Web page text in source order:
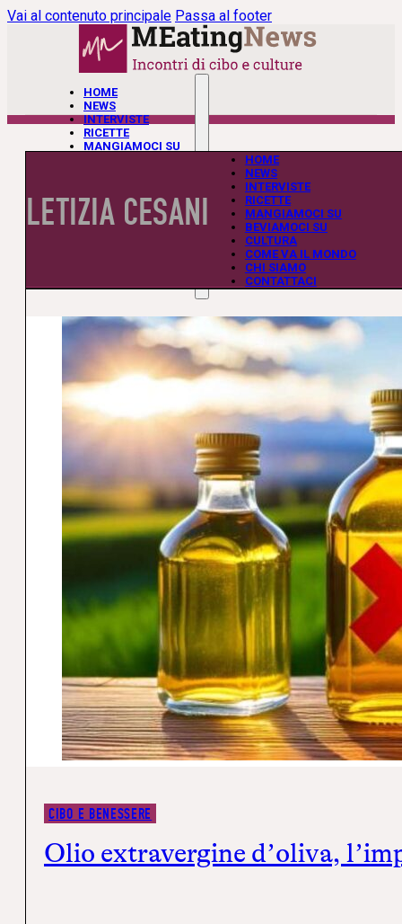
Vai al contenuto principale Passa al footer
HOME
NEWS
INTERVISTE
RICETTE
MANGIAMOCI SU
CHI SIAMO
CONTATTACI
HOME
NEWS
INTERVISTE
RICETTE
MANGIAMOCI SU
BEVIAMOCI SU
CULTURA
COME VA IL MONDO
CHI SIAMO
CONTATTACI
LETIZIA CESANI
CIBO E BENESSERE
Olio extravergine d’oliva,